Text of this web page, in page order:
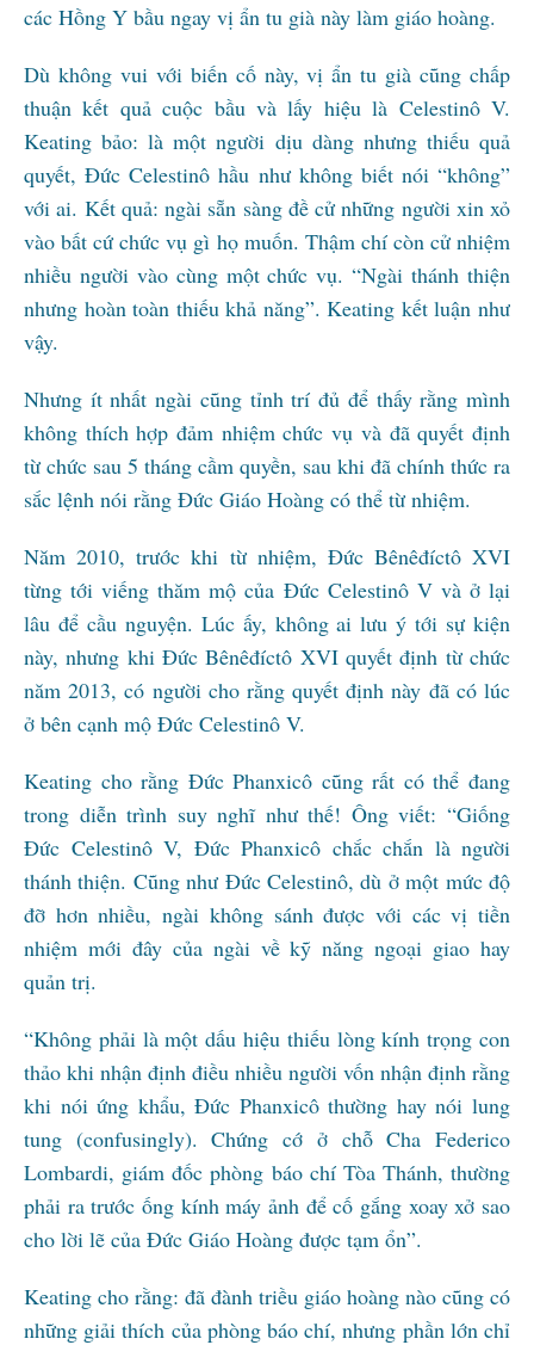
các Hồng Y bầu ngay vị ẩn tu già này làm giáo hoàng.
Dù không vui với biến cố này, vị ẩn tu già cũng chấp
thuận kết quả cuộc bầu và lấy hiệu là Celestinô V.
Keating bảo: là một người dịu dàng nhưng thiếu quả
quyết, Đức Celestinô hầu như không biết nói “không”
với ai. Kết quả: ngài sẵn sàng đề cử những người xin xỏ
vào bất cứ chức vụ gì họ muốn. Thậm chí còn cử nhiệm
nhiều người vào cùng một chức vụ. “Ngài thánh thiện
nhưng hoàn toàn thiếu khả năng”. Keating kết luận như
vậy.
Nhưng ít nhất ngài cũng tỉnh trí đủ để thấy rằng mình
không thích hợp đảm nhiệm chức vụ và đã quyết định
từ chức sau 5 tháng cầm quyền, sau khi đã chính thức ra
sắc lệnh nói rằng Đức Giáo Hoàng có thể từ nhiệm.
Năm 2010, trước khi từ nhiệm, Đức Bênêđíctô XVI
từng tới viếng thăm mộ của Đức Celestinô V và ở lại
lâu để cầu nguyện. Lúc ấy, không ai lưu ý tới sự kiện
này, nhưng khi Đức Bênêđíctô XVI quyết định từ chức
năm 2013, có người cho rằng quyết định này đã có lúc
ở bên cạnh mộ Đức Celestinô V.
Keating cho rằng Đức Phanxicô cũng rất có thể đang
trong diễn trình suy nghĩ như thế! Ông viết: “Giống
Đức Celestinô V, Đức Phanxicô chắc chắn là người
thánh thiện. Cũng như Đức Celestinô, dù ở một mức độ
đỡ hơn nhiều, ngài không sánh được với các vị tiền
nhiệm mới đây của ngài về kỹ năng ngoại giao hay
quản trị.
“Không phải là một dấu hiệu thiếu lòng kính trọng con
thảo khi nhận định điều nhiều người vốn nhận định rằng
khi nói ứng khẩu, Đức Phanxicô thường hay nói lung
tung (confusingly). Chứng cớ ở chỗ Cha Federico
Lombardi, giám đốc phòng báo chí Tòa Thánh, thường
phải ra trước ống kính máy ảnh để cố gắng xoay xở sao
cho lời lẽ của Đức Giáo Hoàng được tạm ổn”.
Keating cho rằng: đã đành triều giáo hoàng nào cũng có
những giải thích của phòng báo chí, nhưng phần lớn chỉ